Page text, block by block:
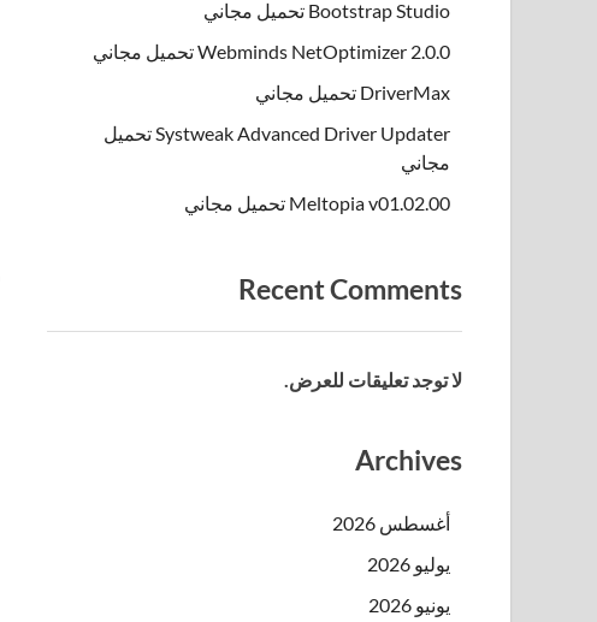
Bootstrap Studio تحميل مجاني
Webminds NetOptimizer 2.0.0 تحميل مجاني
DriverMax تحميل مجاني
Systweak Advanced Driver Updater تحميل
مجاني
Meltopia v01.02.00 تحميل مجاني
Recent Comments
لا توجد تعليقات للعرض.
Archives
أغسطس 2026
يوليو 2026
يونيو 2026